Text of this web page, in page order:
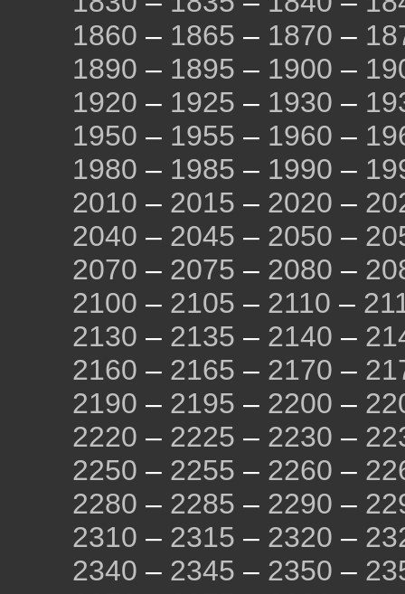
1860 – 1865 – 1870 –
1890 – 1895 – 1900 –
1920 – 1925 – 1930 –
1950 – 1955 – 1960 –
1980 – 1985 – 1990 –
2010 – 2015 – 2020 –
2040 – 2045 – 2050 –
2070 – 2075 – 2080 –
2100 – 2105 – 2110 –
2130 – 2135 – 2140 –
2160 – 2165 – 2170 –
2190 – 2195 – 2200 –
2220 – 2225 – 2230 –
2250 – 2255 – 2260 –
2280 – 2285 – 2290 –
2310 – 2315 – 2320 –
2340 – 2345 – 2350 –